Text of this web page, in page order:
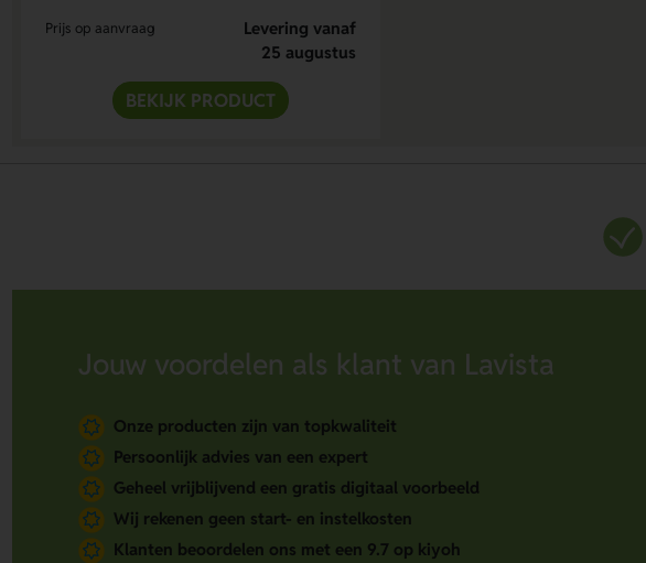
Prijs op aanvraag
Levering vanaf
25 augustus
BEKIJK PRODUCT
Jouw voordelen als klant van Lavista
Onze producten zijn van topkwaliteit
Persoonlijk advies van een expert
Geheel vrijblijvend een gratis digitaal voorbeeld
Wij rekenen geen start- en instelkosten
Klanten beoordelen ons met een 9.7 op kiyoh